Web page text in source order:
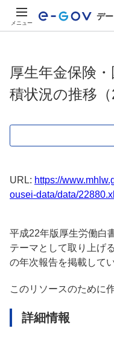
メニュー
デ
厚生年金保険
積状況の推移（
URL: https://
ousei-data/data/
平成22年版厚生労働白
テーマとして取り上げ
の年次報告を掲載して
このリソースのために
詳細情報